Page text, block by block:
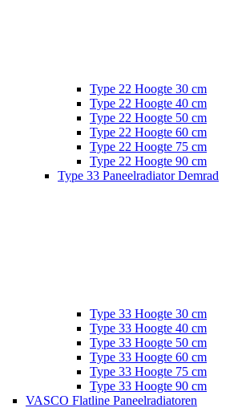
Type 22 Hoogte 30 cm
Type 22 Hoogte 40 cm
Type 22 Hoogte 50 cm
Type 22 Hoogte 60 cm
Type 22 Hoogte 75 cm
Type 22 Hoogte 90 cm
Type 33 Paneelradiator Demrad
Type 33 Hoogte 30 cm
Type 33 Hoogte 40 cm
Type 33 Hoogte 50 cm
Type 33 Hoogte 60 cm
Type 33 Hoogte 75 cm
Type 33 Hoogte 90 cm
VASCO Flatline Paneelradiatoren